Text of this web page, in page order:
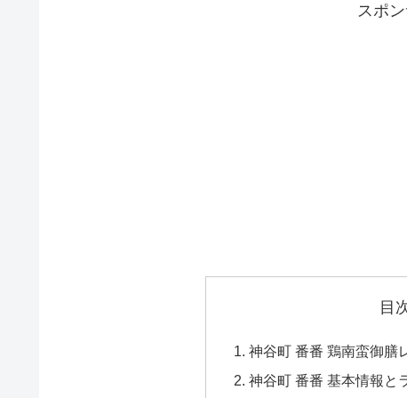
スポ
目
神谷町 番番 鶏南蛮御
神谷町 番番 基本情報と